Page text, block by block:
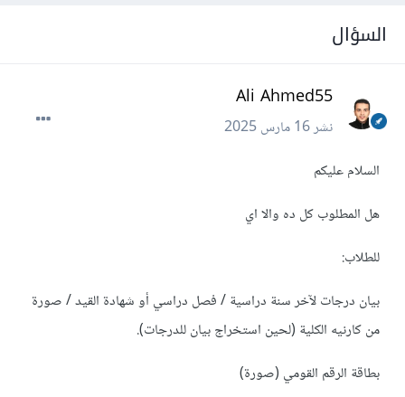
السؤال
Ali Ahmed55
نشر16 مارس 2025
السلام عليكم
هل المطلوب كل ده والا اي
للطلاب:
بيان درجات لآخر سنة دراسية / فصل دراسي أو شهادة القيد / صورة
من كارنيه الكلية (لحين استخراج بيان للدرجات).
بطاقة الرقم القومي (صورة)